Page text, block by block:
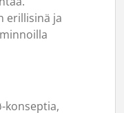
erillisinä ja
konseptia,